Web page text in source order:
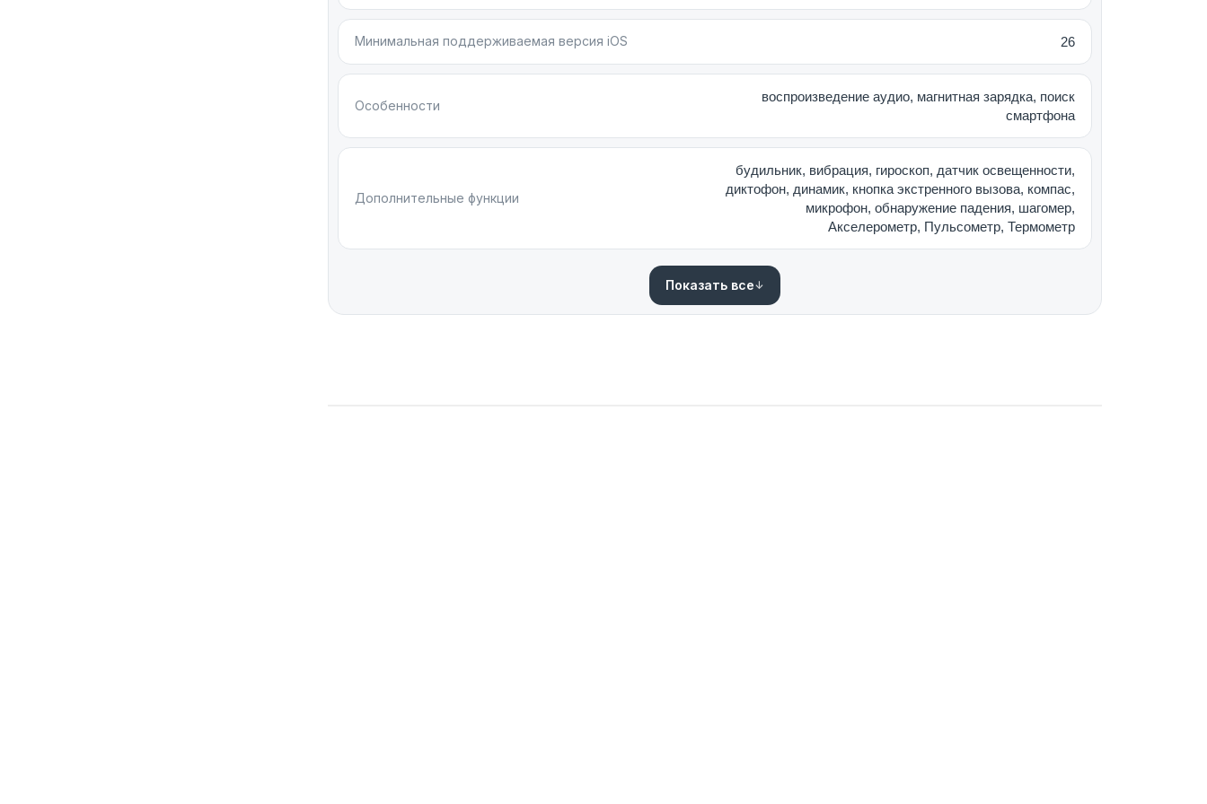
отмечать маршрут.
Жесты управления: двойное касание пальцами, легкий взмах запястьем помогают управлять
звонками, интерфейсом без нажатия на экран.
Siri обрабатывает базовые команды и дает советы (состояние здоровья, тренировки, активность) без
интернета.
Вес 61.6 грамма, что практически не ощущается на руке. Новые ремешки: дизайнерский от бренда
Hermes, структурный Ocean Band из силикона, нейлоновый Trail Loop, и текстильный Alpine Loop.
Для тех, кто ищет более универсальный вариант на каждый день, подойдут Apple Watch Series 11 с
Минимальная поддерживаемая версия iOS 26
Особенности
воспроизведение аудио, магнитная зарядка, поиск
смартфона
Дополнительные функции
будильник, вибрация, гироскоп, датчик освещенности,
диктофон, динамик, кнопка экстренного вызова, компас,
микрофон, обнаружение падения, шагомер,
Акселерометр, Пульсометр, Термометр
Показать все